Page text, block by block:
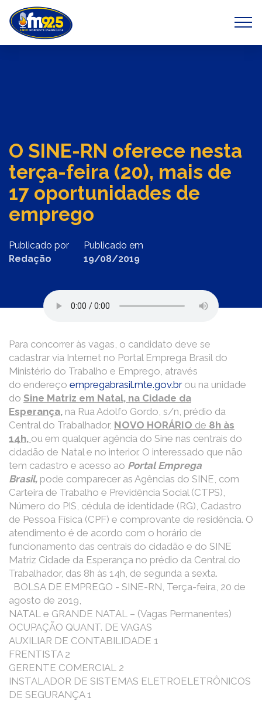
Previous Next
O SINE-RN oferece nesta
terça-feira (20), mais de
17 oportunidades de
emprego
Publicado por
Redação
Publicado em
19/08/2019
Para concorrer às vagas, o candidato deve se
cadastrar via Internet no Portal Emprega Brasil do
Ministério do Trabalho e Emprego, através
do endereço empregabrasil.mte.gov.br ou na unidade
do Sine Matriz em Natal, na Cidade da
Esperança, na Rua Adolfo Gordo, s/n, prédio da
Central do Trabalhador, NOVO HORÁRIO de 8h às
14h, ou em qualquer agência do Sine nas centrais do
cidadão de Natal e no interior. O interessado que não
tem cadastro e acesso ao Portal Emprega
Brasil, pode comparecer as Agências do SINE, com
Carteira de Trabalho e Previdência Social (CTPS),
Número do PIS, cédula de identidade (RG), Cadastro
de Pessoa Física (CPF) e comprovante de residência. O
atendimento é de acordo com o horário de
funcionamento das centrais do cidadão e do SINE
Matriz Cidade da Esperança no prédio da Central do
Trabalhador, das 8h às 14h, de segunda a sexta.
BOLSA DE EMPREGO - SINE-RN, Terça-feira, 20 de
agosto de 2019,
NATAL e GRANDE NATAL – (Vagas Permanentes)
OCUPAÇÃO QUANT. DE VAGAS
AUXILIAR DE CONTABILIDADE 1
FRENTISTA 2
GERENTE COMERCIAL 2
INSTALADOR DE SISTEMAS ELETROELETRÔNICOS
DE SEGURANÇA 1